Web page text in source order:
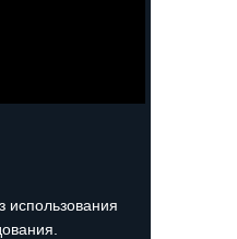
использования